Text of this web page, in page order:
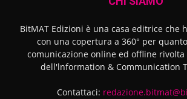
BitMAT Edizioni è una casa editrice che
con una copertura a 360° per
comunicazione online ed offline
dell'lnformation & Communication
Contattaci: